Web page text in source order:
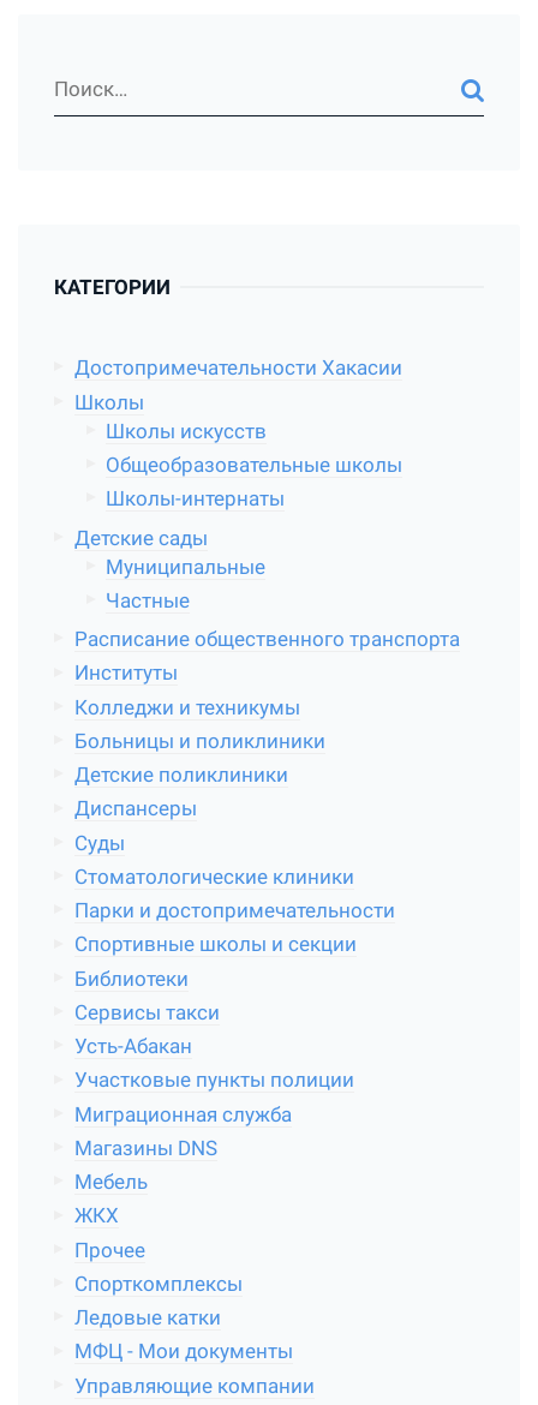
КАТЕГОРИИ
Достопримечательности Хакасии
Школы
Школы искусств
Общеобразовательные школы
Школы-интернаты
Детские сады
Муниципальные
Частные
Расписание общественного транспорта
Институты
Колледжи и техникумы
Больницы и поликлиники
Детские поликлиники
Диспансеры
Суды
Стоматологические клиники
Парки и достопримечательности
Спортивные школы и секции
Библиотеки
Сервисы такси
Усть-Абакан
Участковые пункты полиции
Миграционная служба
Магазины DNS
Мебель
ЖКХ
Прочее
Спорткомплексы
Ледовые катки
МФЦ - Мои документы
Управляющие компании